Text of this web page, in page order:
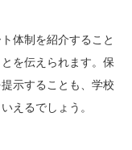
体制を紹介すること
を伝えられます。保
示することも、学校
えるでしょう。